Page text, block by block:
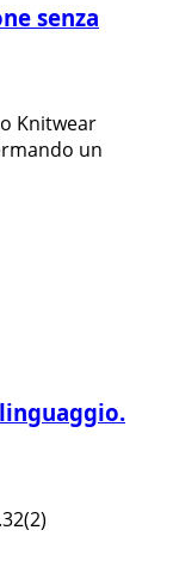
senza
Knitwear
un